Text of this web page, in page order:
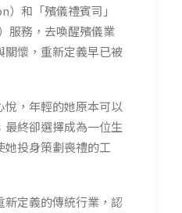
和「殯儀禮賓司」
服務，去喚醒殯儀業
關懷，重新定義早已被
悅，年輕的她原本可以
終卻選擇成為一位生
她投身策劃喪禮的工
新定義的傳統行業，認